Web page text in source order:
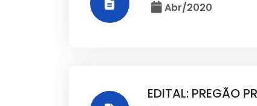
Abr/2020
EDITAL: PREGÃO